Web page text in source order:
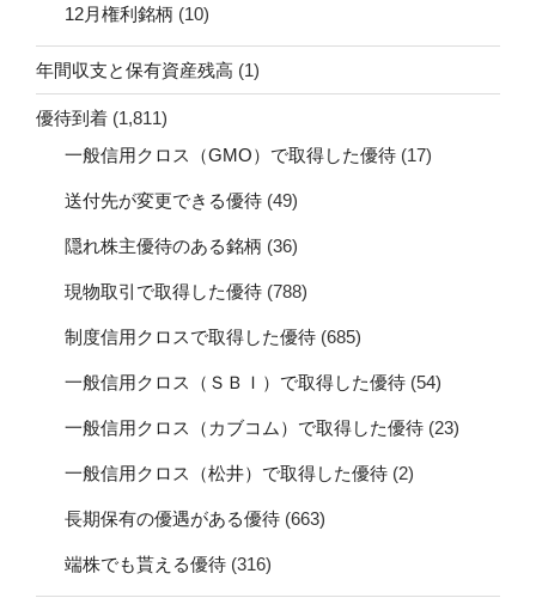
12月権利銘柄 (10)
年間収支と保有資産残高 (1)
優待到着 (1,811)
一般信用クロス（GMO）で取得した優待 (17)
送付先が変更できる優待 (49)
隠れ株主優待のある銘柄 (36)
現物取引で取得した優待 (788)
制度信用クロスで取得した優待 (685)
一般信用クロス（ＳＢＩ）で取得した優待 (54)
一般信用クロス（カブコム）で取得した優待 (23)
一般信用クロス（松井）で取得した優待 (2)
長期保有の優遇がある優待 (663)
端株でも貰える優待 (316)